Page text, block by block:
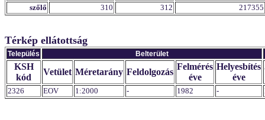
szőlő
310 312 217355
Térkép ellátottság
Település Belterület
KSH
kód
Vetület Méretarány Feldolgozás
Felmérés
éve
Helyesbítés
éve
2326 EOV 1:2000 - 1982 -